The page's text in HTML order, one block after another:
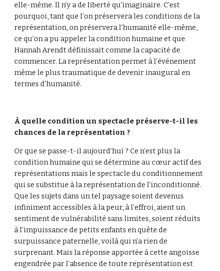
elle-même. Il n’y a de liberté qu’imaginaire. C’est
pourquoi, tant que l’on préservera les conditions de la
représentation, on préservera l’humanité elle-même,
ce qu’on a pu appeler la condition humaine et que
Hannah Arendt définissait comme la capacité de
commencer. La représentation permet à l’événement
même le plus traumatique de devenir inaugural en
termes d’humanité.
À quelle condition un spectacle préserve-t-il les
chances de la représentation ?
Or que se passe-t-il aujourd’hui ? Ce n’est plus la
condition humaine qui se détermine au cœur actif des
représentations mais le spectacle du conditionnement
qui se substitue à la représentation de l’inconditionné.
Que les sujets dans un tel paysage soient devenus
infiniment accessibles à la peur, à l’effroi, aient un
sentiment de vulnérabilité sans limites, soient réduits
à l’impuissance de petits enfants en quête de
surpuissance paternelle, voilà qui n’a rien de
surprenant. Mais la réponse apportée à cette angoisse
engendrée par l’absence de toute représentation est